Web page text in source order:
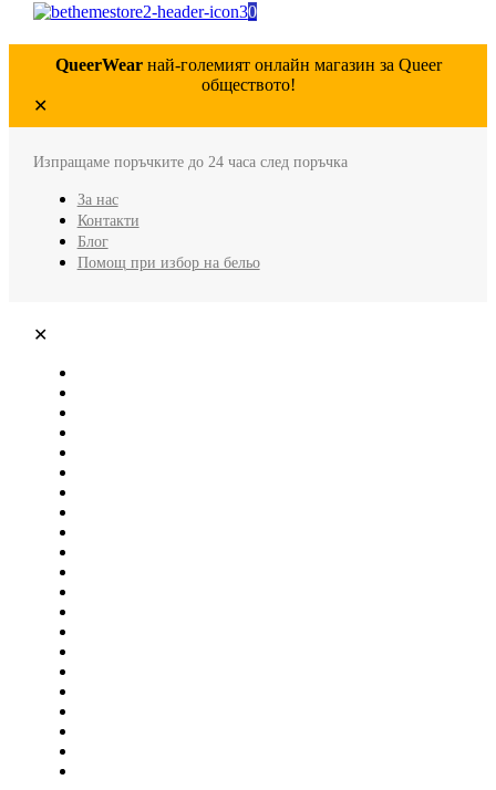
0
QueerWearнай-големият онлайн магазин за Queer
обществото!
✕
Изпращаме поръчките до 24 часа след поръчка
За нас
Контакти
Блог
Помощ при избор на бельо
✕